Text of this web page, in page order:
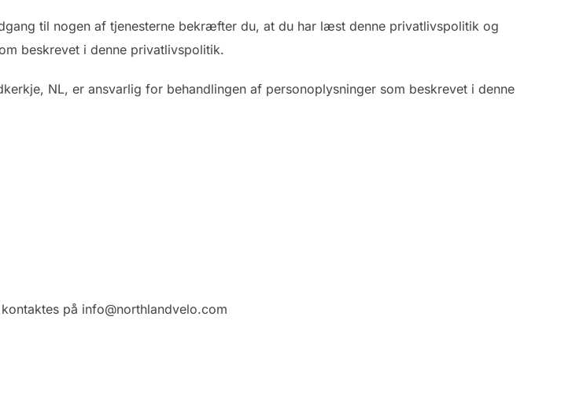
til nogen af tjenesterne bekræfter du, at du har læst denne privatlivspolitik og
beskrevet i denne privatlivspolitik.
NL, er ansvarlig for behandlingen af personoplysninger som beskrevet i denne
på info@northlandvelo.com